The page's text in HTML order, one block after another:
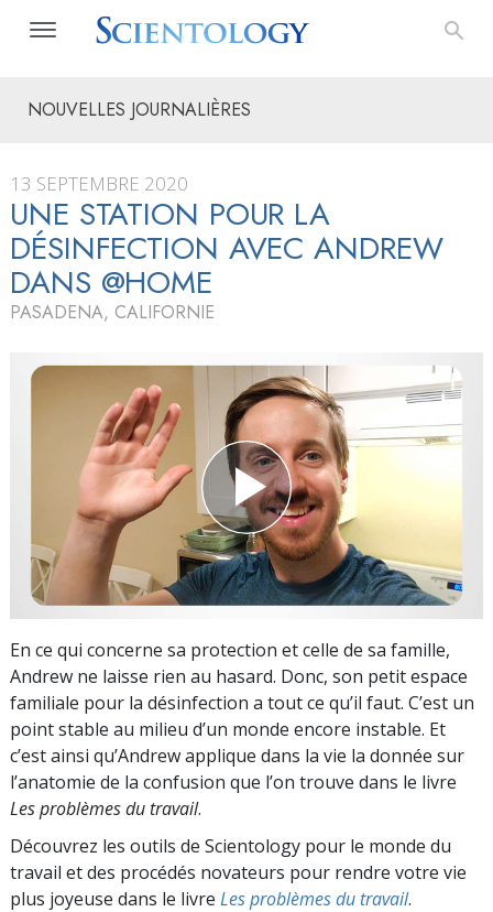
NOUVELLES JOURNALIÈRES
13 SEPTEMBRE 2020
UNE STATION POUR LA
DÉSINFECTION AVEC ANDREW
DANS @HOME
PASADENA, CALIFORNIE
En ce qui concerne sa protection et celle de sa famille,
Andrew ne laisse rien au hasard. Donc, son petit espace
familiale pour la désinfection a tout ce qu’il faut. C’est un
point stable au milieu d’un monde encore instable. Et
c’est ainsi qu’Andrew applique dans la vie la donnée sur
l’anatomie de la confusion que l’on trouve dans le livre
Les problèmes du travail.
Découvrez les outils de Scientology pour le monde du
travail et des procédés novateurs pour rendre votre vie
plus joyeuse dans le livre Les problèmes du travail.